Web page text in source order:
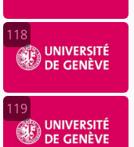
118
119